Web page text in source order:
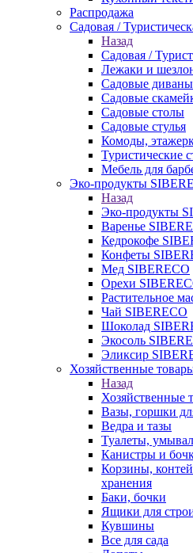
Распродажа
Садовая /
Назад
Садовая /
Лежаки и
Садовые диваны
Садовые
Садовые столы
Садовые стулья
Комоды,
Туристические
Мебель для
Эко-продукты
Назад
Эко-продукты
Варенье
Кедрокофе
Конфеты
Мед SIBERECO
Орехи
Растительное
Чай SIBERECO
Шоколад
Экосоль
Эликсир
Хозяйственные
Назад
Хозяйственные
Вазы, горшки
Ведра и тазы
Туалеты,
Канистры и
Корзины,
хранения
Баки, бочки
Ящики для
Кувшины
Все для сада